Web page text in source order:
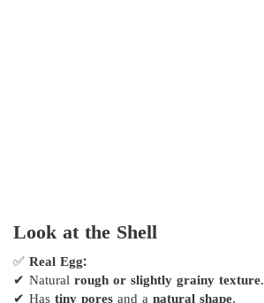
Look at the Shell
✅ Real Egg:
✔ Natural rough or slightly grainy texture.
✔ Has tiny pores and a natural shape.